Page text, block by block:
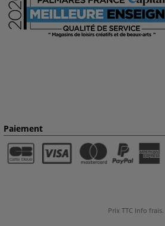
Paiement
Prix TTC Info frais.